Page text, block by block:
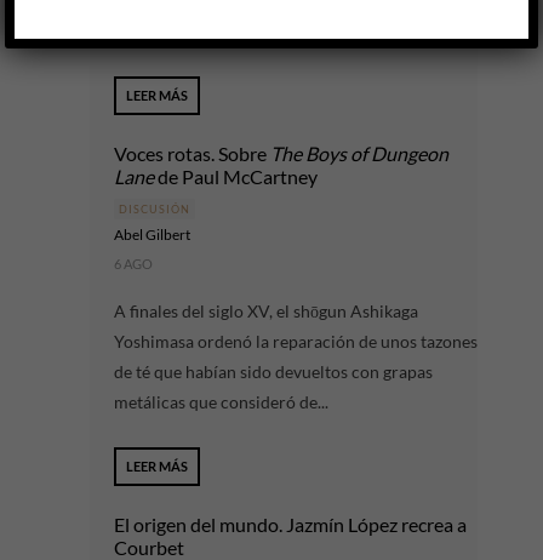
LEER MÁS
Voces rotas. Sobre The Boys of Dungeon
Lanede Paul McCartney
DISCUSIÓN
Abel Gilbert
6 AGO
A finales del siglo XV, el shōgun Ashikaga
Yoshimasa ordenó la reparación de unos tazones
de té que habían sido devueltos con grapas
metálicas que consideró de...
LEER MÁS
El origen del mundo. Jazmín López recrea a
Courbet